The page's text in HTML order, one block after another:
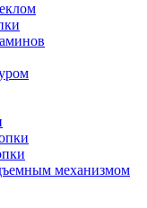
механизмом